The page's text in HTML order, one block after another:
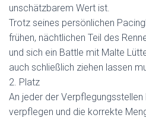
unschätzbarem Wert ist.
Trotz seines persönlichen
frühen, nächtlichen Teil des
und sich ein Battle mit Malte
auch schließlich ziehen lassen
2. Platz
An jeder der
verpflegen und die korrekte